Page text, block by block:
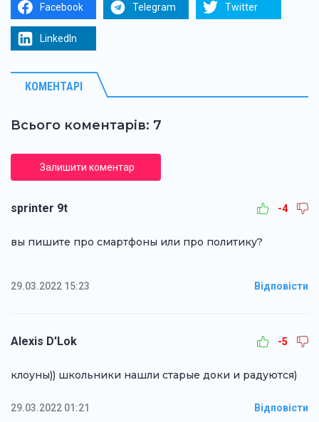
Facebook Telegram Twitter
LinkedIn
КОМЕНТАРІ
Всього коментарів: 7
Залишити коментар
sprinter 9t -4
вы пишите про смартфоны или про политику?
29.03.2022 15:23 Відповісти
Alexis D'Lok -5
клоуны)) школьники нашли старые доки и радуются)
29.03.2022 01:21 Відповісти